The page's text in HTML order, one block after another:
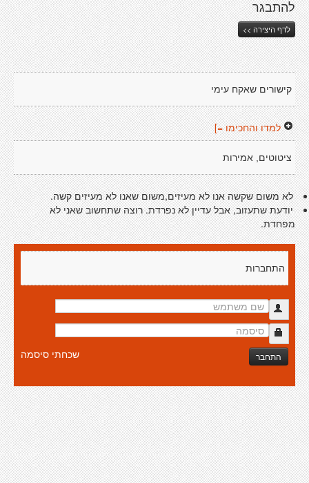
להתבגר
לדף היצירה >>
קישורים שאקח עימי
למדו והחכימו =]
ציטוטים, אמירות
לא משום שקשה אנו לא מעיזים,משום שאנו לא מעיזים קשה.
יודעת שתעזוב, אבל עדיין לא נפרדת. רוצה שתחשוב שאני לא
מפחדת.
התחברות
התחבר שכחתי סיסמה